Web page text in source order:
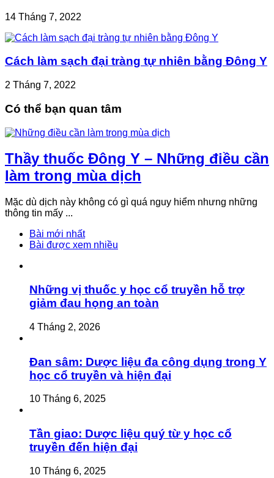
14 Tháng 7, 2022
Cách làm sạch đại tràng tự nhiên bằng Đông Y
2 Tháng 7, 2022
Có thể bạn quan tâm
Thầy thuốc Đông Y – Những điều cần
làm trong mùa dịch
Mặc dù dịch này không có gì quá nguy hiểm nhưng những
thông tin mấy ...
Bài mới nhất
Bài được xem nhiều
Những vị thuốc y học cổ truyền hỗ trợ
giảm đau họng an toàn
4 Tháng 2, 2026
Đan sâm: Dược liệu đa công dụng trong Y
học cổ truyền và hiện đại
10 Tháng 6, 2025
Tần giao: Dược liệu quý từ y học cổ
truyền đến hiện đại
10 Tháng 6, 2025